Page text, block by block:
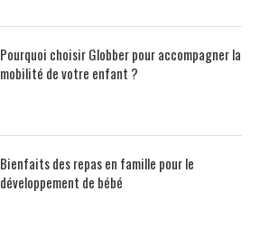
Pourquoi choisir Globber pour accompagner la
mobilité de votre enfant ?
Bienfaits des repas en famille pour le
développement de bébé